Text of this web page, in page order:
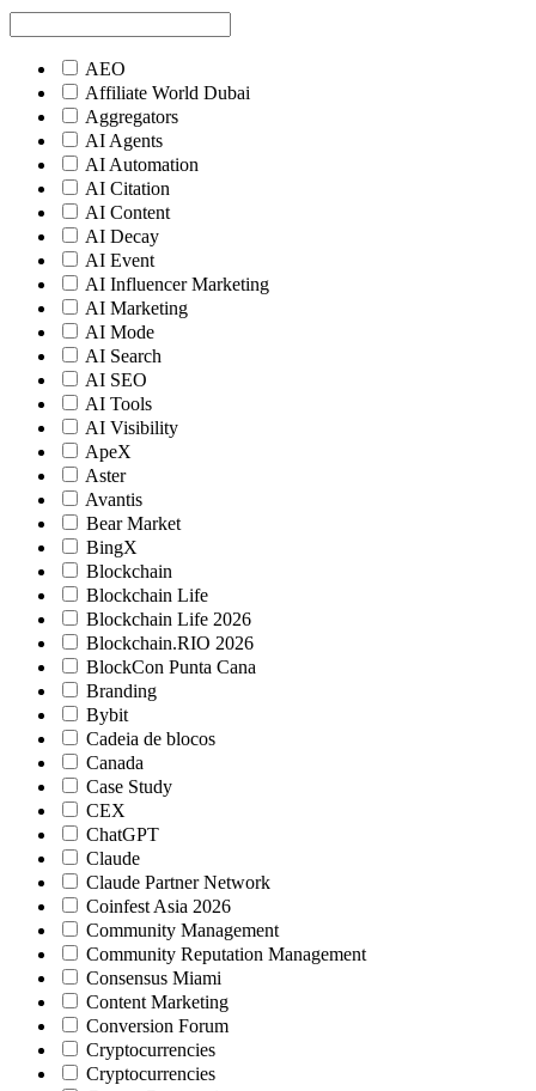
AEO
Affiliate World Dubai
Aggregators
AI Agents
AI Automation
AI Citation
AI Content
AI Decay
AI Event
AI Influencer Marketing
AI Marketing
AI Mode
AI Search
AI SEO
AI Tools
AI Visibility
ApeX
Aster
Avantis
Bear Market
BingX
Blockchain
Blockchain Life
Blockchain Life 2026
Blockchain.RIO 2026
BlockCon Punta Cana
Branding
Bybit
Cadeia de blocos
Canada
Case Study
CEX
ChatGPT
Claude
Claude Partner Network
Coinfest Asia 2026
Community Management
Community Reputation Management
Consensus Miami
Content Marketing
Conversion Forum
Cryptocurrencies
Cryptocurrencies